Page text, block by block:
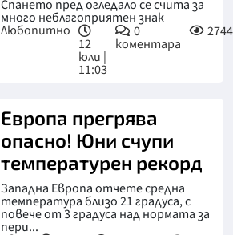
Спането пред огледало се счита за
много неблагоприятен знак
Любопитно
12
юли |
11:03
0
коментара
2744
Европа прегрява
опасно! Юни счупи
температурен рекорд
Западна Европа отчете средна
температура близо 21 градуса, с
повече от 3 градуса над нормата за
пери...